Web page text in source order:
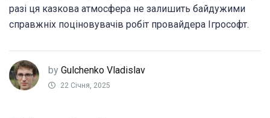
разі ця казкова атмосфера не залишить байдужими
справжніх поціновувачів робіт провайдера Ігрософт.
by Gulchenko Vladislav
22 Січня, 2025